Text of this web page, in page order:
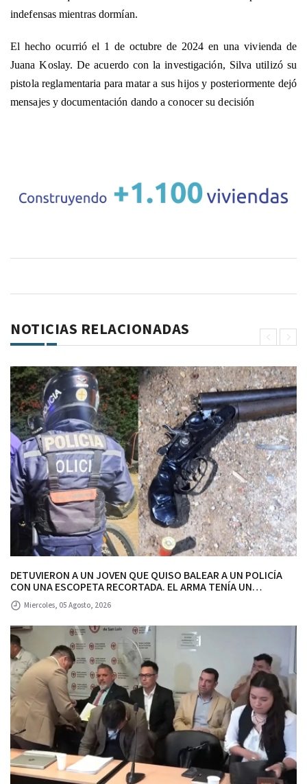
indefensas mientras dormían.
El hecho ocurrió el 1 de octubre de 2024 en una vivienda de
Juana Koslay. De acuerdo con la investigación, Silva utilizó su
pistola reglamentaria para matar a sus hijos y posteriormente dejó
mensajes y documentación dando a conocer su decisión
NOTICIAS RELACIONADAS
DETUVIERON A UN JOVEN QUE QUISO BALEAR A UN POLICÍA
CON UNA ESCOPETA RECORTADA. EL ARMA TENÍA UN
CARTUCHO CON MARCAS QUE INDICAN QUE EL JOVEN
GATILLÓ.
Miercoles, 05 Agosto, 2026